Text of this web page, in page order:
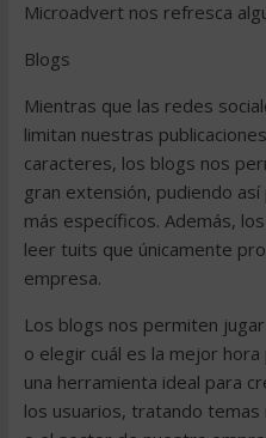
Microadvert nos refresca
Blogs
Mientras que las redes
limitan nuestras
caracteres, los blogs nos
gran extensión, pudiendo
más específicos. Además,
leer tuits que únicamente
empresa.
Los blogs nos permiten
o elegir cuál es la mejor
una herramienta ideal para
los usuarios, tratando temas